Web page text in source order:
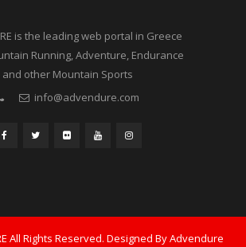
is the leading web portal in Greece
Running, Adventure, Endurance
and other Mountain Sports
info@advendure.com
All Rights Reserved. Designed By Advendure